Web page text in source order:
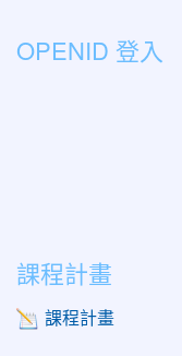
OPENID 登入
課程計畫
課程計畫